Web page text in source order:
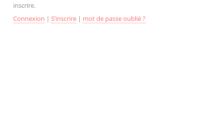
inscrire.
Connexion | S’inscrire| mot de passe oublié ?